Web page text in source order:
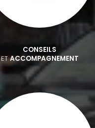
CONSEILS
ETACCOMPAGNEMENT